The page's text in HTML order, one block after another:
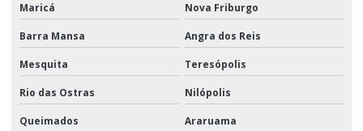
Maricá Nova Friburgo
Barra Mansa Angra dos Reis
Mesquita Teresópolis
Rio das Ostras Nilópolis
Queimados Araruama